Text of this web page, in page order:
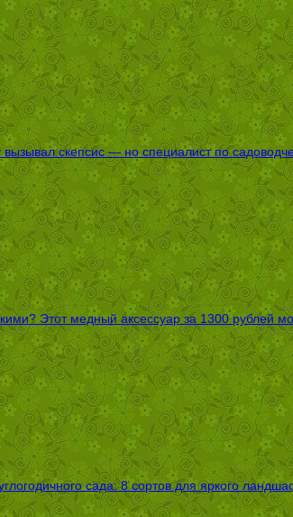
скепсис — но специалист по
Этот медный аксессуар за 1300 рублей
сада: 8 сортов для яркого